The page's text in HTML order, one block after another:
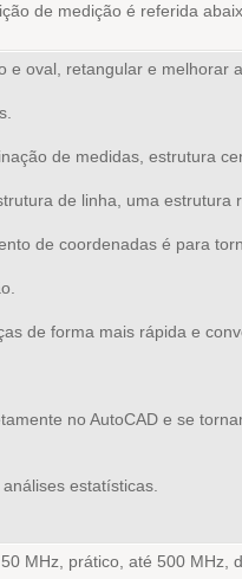
de medição é referida
e oval, retangular e melhorar
de medidas, estrutura
de linha, uma estrutura
de coordenadas é para
de forma mais rápida e
no AutoCAD e se
estatísticas.
MHz, prático, até 500 MHz,